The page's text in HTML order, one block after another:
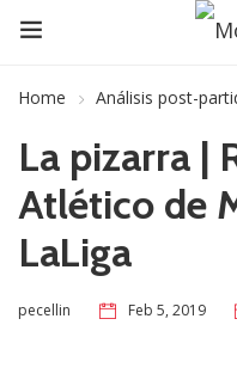
Home Análisis post-
La pizarra |
Atlético de
LaLiga
pecellin Feb 5, 2019